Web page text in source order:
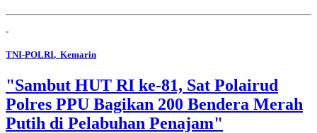
TNI-POLRI, Kemarin
"Sambut HUT RI ke-81, Sat Polairud
Polres PPU Bagikan 200 Bendera Merah
Putih di Pelabuhan Penajam"